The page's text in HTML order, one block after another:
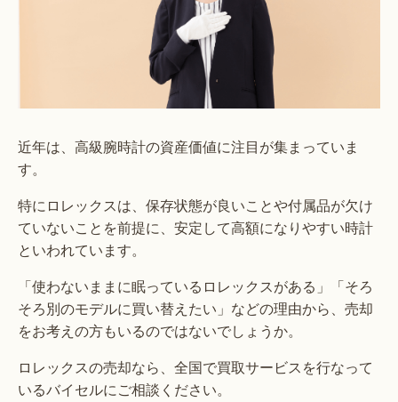
近年は、高級腕時計の資産価値に注目が集まっていま
す。
特にロレックスは、保存状態が良いことや付属品が欠け
ていないことを前提に、安定して高額になりやすい時計
といわれています。
「使わないままに眠っているロレックスがある」「そろ
そろ別のモデルに買い替えたい」などの理由から、売却
をお考えの方もいるのではないでしょうか。
ロレックスの売却なら、全国で買取サービスを行なって
いるバイセルにご相談ください。